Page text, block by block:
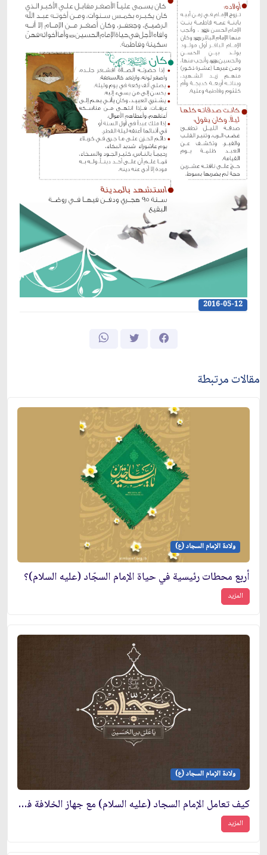
2016-05-12
مقالات مرتبطة
ولادة الإمام السجاد (ع)
أربع محطات رئيسية في حياة الإمام السجّاد (عليه السلام)؟
المزيد
ولادة الإمام السجاد (ع)
كيف تعامل الإمام السجاد (عليه السلام) مع جهاز الخلافة في عصره؟
المزيد